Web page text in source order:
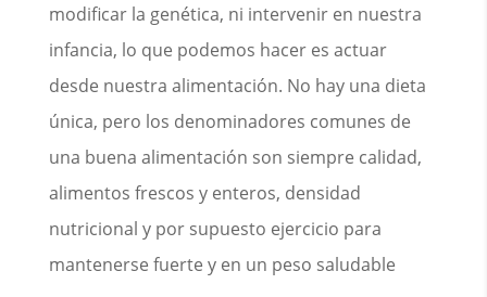
modificar la genética, ni intervenir en nuestra
infancia, lo que podemos hacer es actuar
desde nuestra alimentación. No hay una dieta
única, pero los denominadores comunes de
una buena alimentación son siempre calidad,
alimentos frescos y enteros, densidad
nutricional y por supuesto ejercicio para
mantenerse fuerte y en un peso saludable